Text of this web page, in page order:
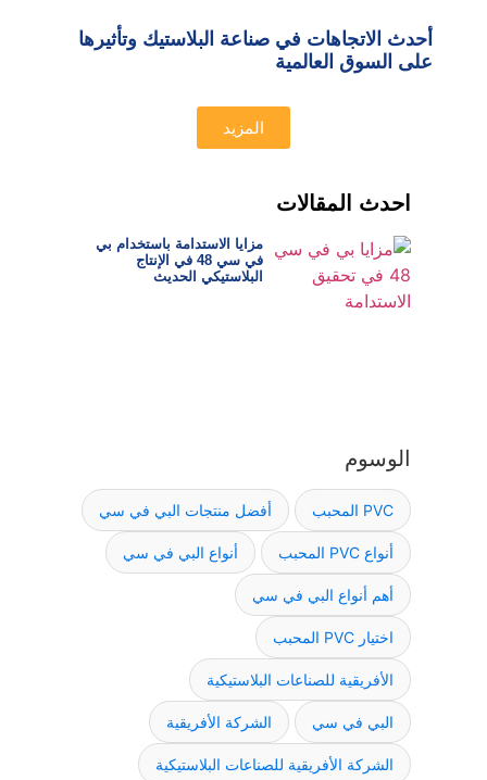
أحدث الاتجاهات في صناعة البلاستيك وتأثيرها
على السوق العالمية
المزيد
احدث المقالات
مزايا الاستدامة باستخدام بي
في سي 48 في الإنتاج
البلاستيكي الحديث
الوسوم
PVC المحبب أفضل منتجات البي في سي
أنواع PVC المحبب أنواع البي في سي
أهم أنواع البي في سي
اختيار PVC المحبب
الأفريقية للصناعات البلاستيكية
البي في سي الشركة الأفريقية
الشركة الأفريقية للصناعات البلاستيكية